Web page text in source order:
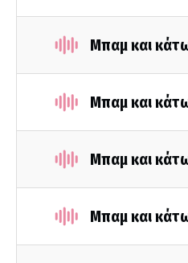
Μπαμ και
Μπαμ και
Μπαμ και
Μπαμ και